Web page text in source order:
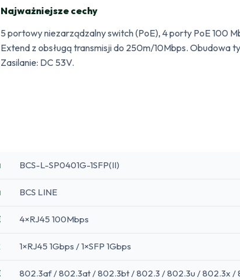
Najważniejsze cechy
5 portowy niezarządzalny switch (PoE), 4 porty PoE 100
Extend z obsługą transmisji do 250m/10Mbps. Obudowa
Zasilanie: DC 53V.
BCS-L-SP0401G-1SFP(II)
BCS LINE
4×RJ45 100Mbps
1×RJ45 1Gbps / 1×SFP 1Gbps
802.3af / 802.3at / 802.3bt / 802.3 / 802.3u / 802.3x /